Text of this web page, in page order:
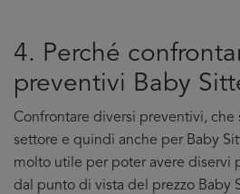
4. Perché
preventivi Baby
Confrontare diversi preventivi, che
settore e quindi anche per Baby
molto utile per poter avere diservi
dal punto di vista del prezzo Baby